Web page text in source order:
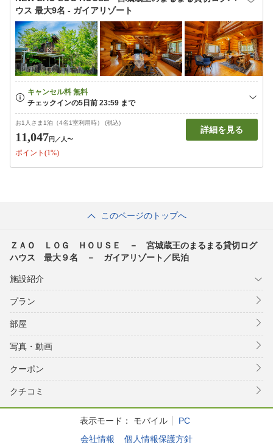
ウス 最大9名 - ガイアリゾート
お1人さま1泊（4名1室利用時） (税込)
11,047円 ／人〜
ポイント(1%)
詳細を見る
このページのトップへ
ＺＡＯ ＬＯＧ ＨＯＵＳＥ － 宮城蔵王のまるまる貸切ログ
ハウス 最大９名 － ガイアリゾート／民泊
施設紹介
プラン
部屋
写真・動画
クーポン
クチコミ
表示モード： モバイル
PC
会社情報
個人情報保護方針